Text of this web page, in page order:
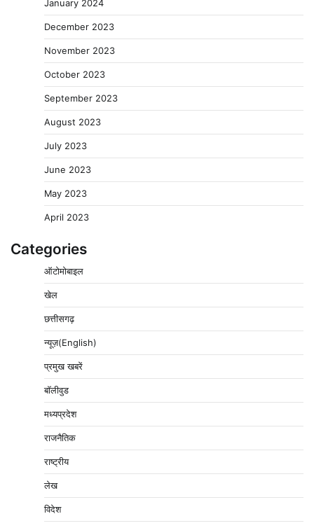
January 2024
December 2023
November 2023
October 2023
September 2023
August 2023
July 2023
June 2023
May 2023
April 2023
Categories
ऑटोमोबाइल
खेल
छत्तीसगढ़
न्यूज़(English)
प्रमुख खबरें
बॉलीवुड
मध्यप्रदेश
राजनैतिक
राष्ट्रीय
लेख
विदेश